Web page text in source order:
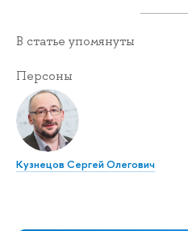
В статье упомянуты
Персоны
Кузнецов Сергей Олегович